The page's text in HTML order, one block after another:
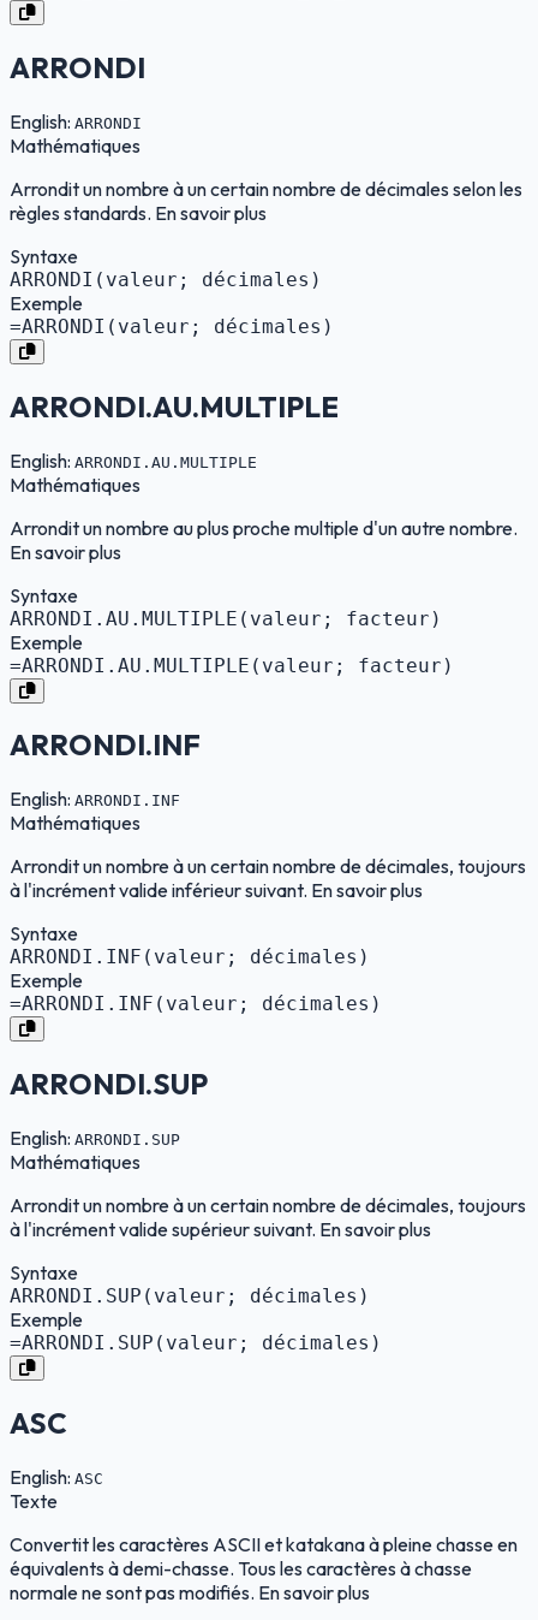
ARRONDI
English: ARRONDI
Mathématiques
Arrondit un nombre à un certain nombre de décimales selon les
règles standards. En savoir plus
Syntaxe
ARRONDI(valeur; décimales)
Exemple
=ARRONDI(valeur; décimales)
ARRONDI.AU.MULTIPLE
English: ARRONDI.AU.MULTIPLE
Mathématiques
Arrondit un nombre au plus proche multiple d'un autre nombre.
En savoir plus
Syntaxe
ARRONDI.AU.MULTIPLE(valeur; facteur)
Exemple
=ARRONDI.AU.MULTIPLE(valeur; facteur)
ARRONDI.INF
English: ARRONDI.INF
Mathématiques
Arrondit un nombre à un certain nombre de décimales, toujours
à l'incrément valide inférieur suivant. En savoir plus
Syntaxe
ARRONDI.INF(valeur; décimales)
Exemple
=ARRONDI.INF(valeur; décimales)
ARRONDI.SUP
English: ARRONDI.SUP
Mathématiques
Arrondit un nombre à un certain nombre de décimales, toujours
à l'incrément valide supérieur suivant. En savoir plus
Syntaxe
ARRONDI.SUP(valeur; décimales)
Exemple
=ARRONDI.SUP(valeur; décimales)
ASC
English: ASC
Texte
Convertit les caractères ASCII et katakana à pleine chasse en
équivalents à demi-chasse. Tous les caractères à chasse
normale ne sont pas modifiés. En savoir plus